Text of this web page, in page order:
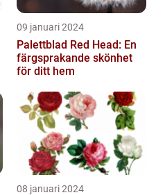
09 januari 2024
Palettblad Red Head: En
färgsprakande skönhet
för ditt hem
08 januari 2024